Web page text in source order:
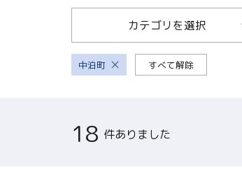
日本語
繁体中文
한국어
カテゴリを選択
中泊町 すべて解除
18 件ありました